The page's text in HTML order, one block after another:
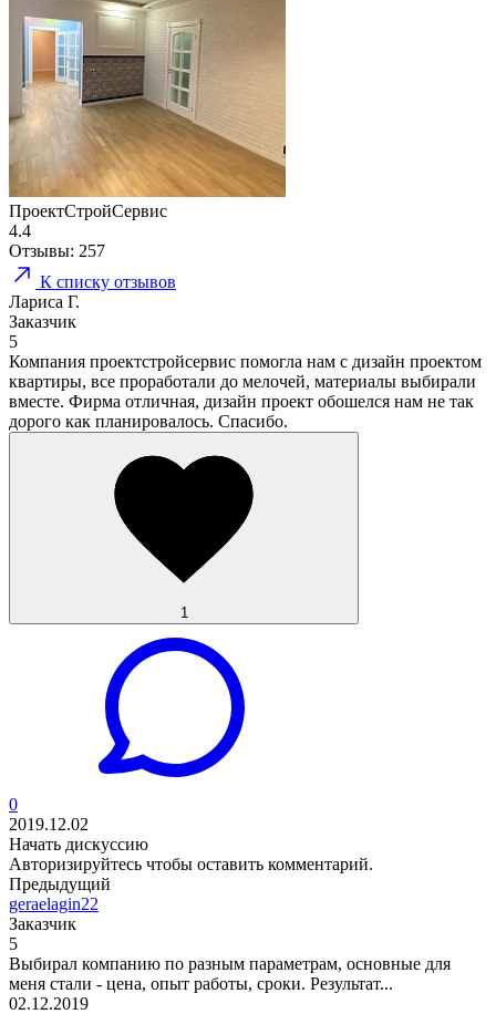
ПроектСтройСервис
4.4
Отзывы: 257
К списку отзывов
Лариса Г.
Заказчик
5
Компания проектстройсервис помогла нам с дизайн проектом
квартиры, все проработали до мелочей, материалы выбирали
вместе. Фирма отличная, дизайн проект обошелся нам не так
дорого как планировалось. Спасибо.
1
0
2019.12.02
Начать дискуссию
Авторизируйтесь чтобы оставить комментарий.
Предыдущий
geraelagin22
Заказчик
5
Выбирал компанию по разным параметрам, основные для
меня стали - цена, опыт работы, сроки. Результат...
02.12.2019